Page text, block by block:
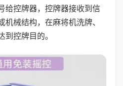
给控牌器，控牌器接收到信
械结构，在麻将机洗牌、
控牌目的。